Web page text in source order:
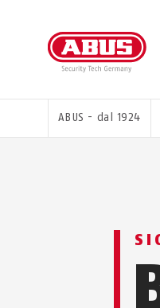
TI
ABUS - dal 1924